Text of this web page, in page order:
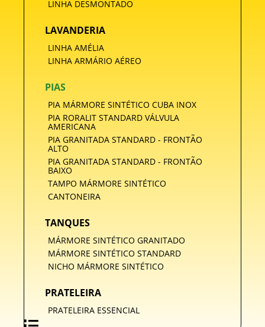
LINHA DESMONTADO
LAVANDERIA
LINHA AMÉLIA
LINHA ARMÁRIO AÉREO
PIAS
PIA MÁRMORE SINTÉTICO CUBA INOX
PIA RORALIT STANDARD VÁLVULA
AMERICANA
PIA GRANITADA STANDARD - FRONTÃO
ALTO
PIA GRANITADA STANDARD - FRONTÃO
BAIXO
TAMPO MÁRMORE SINTÉTICO
CANTONEIRA
TANQUES
MÁRMORE SINTÉTICO GRANITADO
MÁRMORE SINTÉTICO STANDARD
NICHO MÁRMORE SINTÉTICO
PRATELEIRA
PRATELEIRA ESSENCIAL